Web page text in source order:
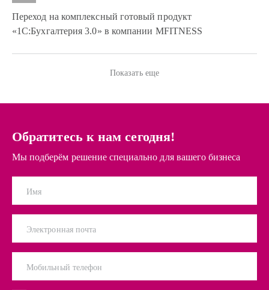
Переход на комплексный готовый продукт
«1С:Бухгалтерия 3.0» в компании МFITNESS
Показать еще
Обратитесь к нам сегодня!
Мы подберём решение специально для вашего бизнеса
Имя
Электронная почта
Мобильный телефон